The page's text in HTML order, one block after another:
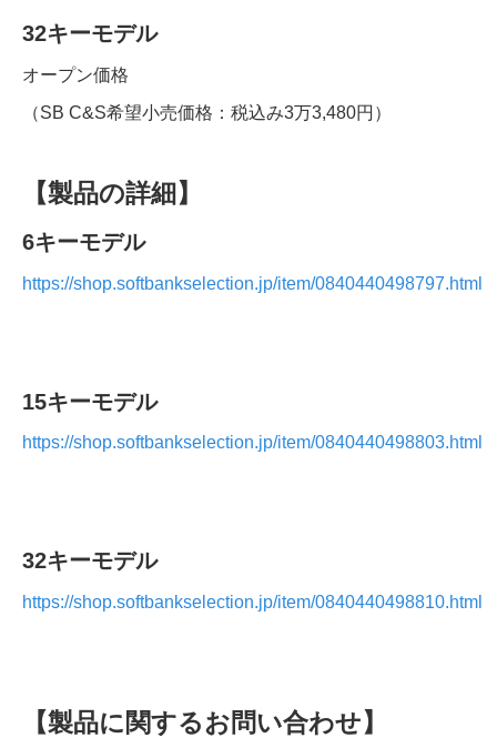
32キーモデル
オープン価格
（SB C&S希望小売価格：税込み3万3,480円）
【製品の詳細】
6キーモデル
https://shop.softbankselection.jp/item/0840440498797.html
15キーモデル
https://shop.softbankselection.jp/item/0840440498803.html
32キーモデル
https://shop.softbankselection.jp/item/0840440498810.html
【製品に関するお問い合わせ】